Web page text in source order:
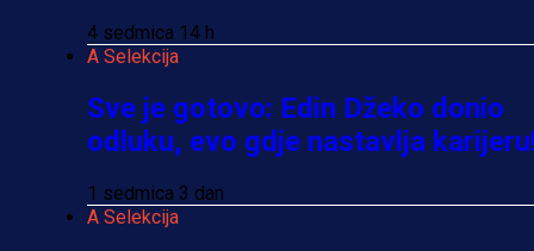
4 sedmica 14 h
A Selekcija
Sve je gotovo: Edin Džeko donio
odluku, evo gdje nastavlja
1 sedmica 3 dan
A Selekcija